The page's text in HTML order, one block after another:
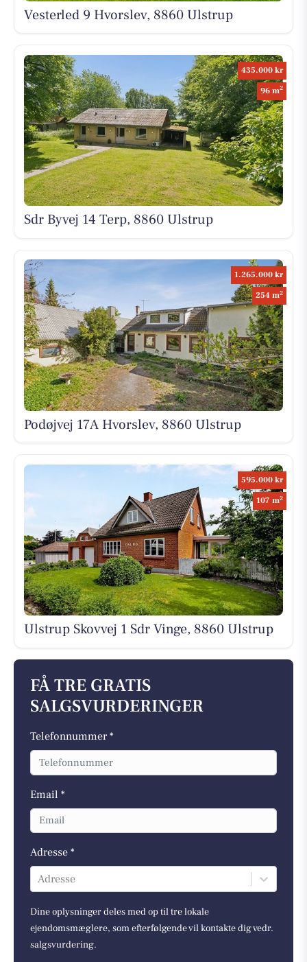
Vesterled 9 Hvorslev, 8860 Ulstrup
435.000 kr
96 m2
Sdr Byvej 14 Terp, 8860 Ulstrup
1.265.000 kr
254 m2
Podøjvej 17A Hvorslev, 8860 Ulstrup
595.000 kr
107 m2
Ulstrup Skovvej 1 Sdr Vinge, 8860 Ulstrup
FÅ TRE GRATIS
SALGSVURDERINGER
Telefonnummer *
Email *
Adresse *
Adresse
Dine oplysninger deles med op til tre lokale
ejendomsmæglere, som efterfølgende vil kontakte dig vedr.
salgsvurdering.